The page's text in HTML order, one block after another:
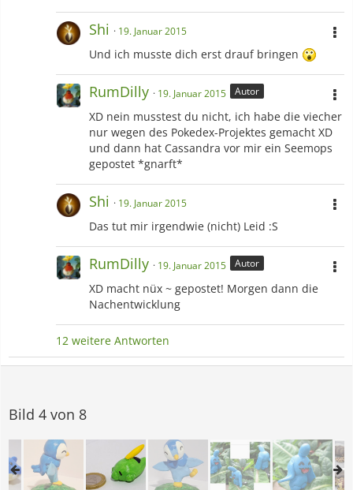
Shi 19. Januar 2015
Und ich musste dich erst drauf bringen
RumDilly 19. Januar 2015 Autor
XD nein musstest du nicht, ich habe die viecher
nur wegen des Pokedex-Projektes gemacht XD
und dann hat Cassandra vor mir ein Seemops
gepostet *gnarft*
Shi 19. Januar 2015
Das tut mir irgendwie (nicht) Leid :S
RumDilly 19. Januar 2015 Autor
XD macht nüx ~ gepostet! Morgen dann die
Nachentwicklung
12 weitere Antworten
Bild 4 von 8